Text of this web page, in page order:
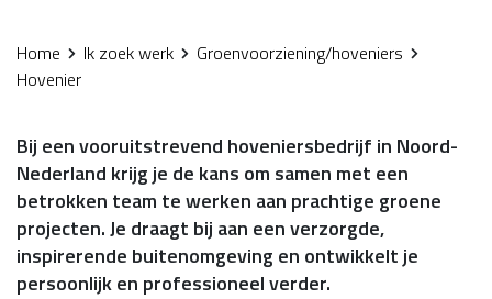
Home Ik zoek werk
Groenvoorziening/hoveniers
Hovenier
Bij een vooruitstrevend hoveniersbedrijf in Noord-
Nederland krijg je de kans om samen met een
betrokken team te werken aan prachtige groene
projecten. Je draagt bij aan een verzorgde,
inspirerende buitenomgeving en ontwikkelt je
persoonlijk en professioneel verder.